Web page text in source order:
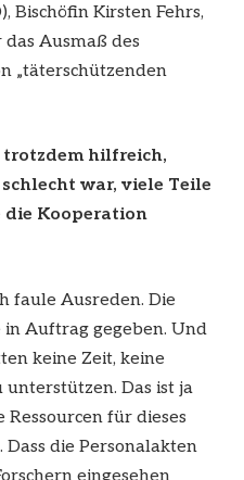
Bischöfin Kirsten Fehrs,
Ausmaß des
„täterschützenden
trotzdem hilfreich,
war, viele Teile
die Kooperation
faule Ausreden. Die
Auftrag gegeben. Und
keine Zeit, keine
unterstützen. Das ist ja
Ressourcen für dieses
die Personalakten